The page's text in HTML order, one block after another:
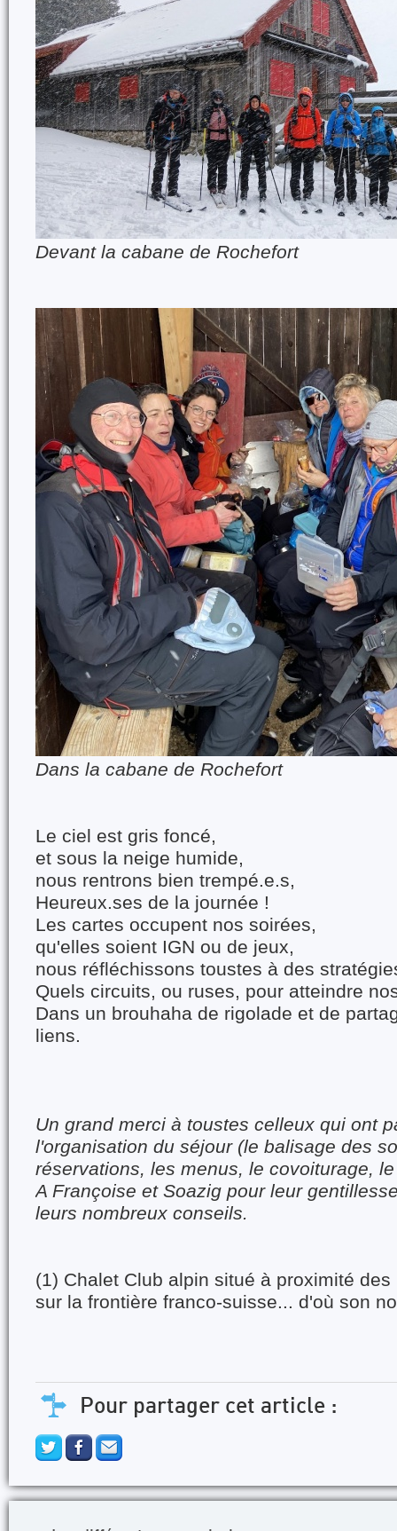
Devant la cabane de Rochefort
Dans la cabane de Rochefort
Le ciel est gris foncé,
et sous la neige humide,
nous rentrons bien trempé.e.s,
Heureux.ses de la journée !
Les cartes occupent nos soirées,
qu'elles soient IGN ou de jeux,
nous réfléchissons toustes à des
Quels circuits, ou ruses, pour atteindre
Dans un brouhaha de rigolade et de
liens.
Un grand merci à toustes celleux qui ont
l'organisation du séjour (le balisage des
réservations, les menus, le covoiturage,
A Françoise et Soazig pour leur
leurs nombreux conseils.
(1) Chalet Club alpin situé à proximité
sur la frontière franco-suisse... d'où son
Pour partager cet article :